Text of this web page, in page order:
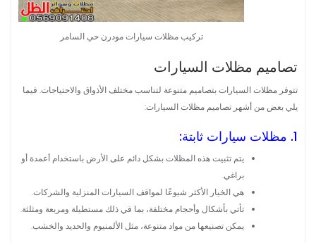
تركيب مظلات سيارات مودرن حي السامر
تصاميم مظلات السيارات
تتوفر مظلات السيارات بتصاميم متنوعة لتناسب مختلف الأذواق والاحتياجات. فيما
يلي بعض من أشهر تصاميم مظلات السيارات:
1. مظلات سيارات ثابتة:
يتم تثبيت هذه المظلات بشكل دائم على الأرض باستخدام أعمدة أو
براغي.
هي الخيار الأكثر شيوعًا لمواقف السيارات المنزلية والشركات.
تأتي بأشكال وأحجام مختلفة، بما في ذلك مستطيلة ومربعة ومثلثة.
يمكن تصنيعها من مواد متنوعة، مثل الألمنيوم والحديد والخشب.